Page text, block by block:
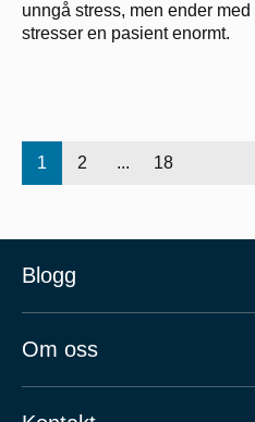
unngå stress, men ender
stresser en pasient enormt.
1 2 ... 18
Blogg
Om oss